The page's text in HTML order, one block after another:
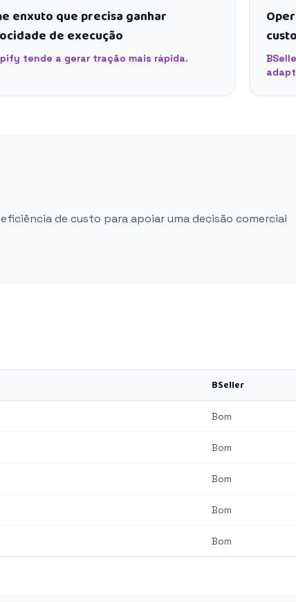
enxuto que precisa ganhar
de execução
tende a gerar tração mais rápida.
de custo para apoiar uma decisão comercial
BSeller
Bom
Bom
Bom
Bom
Bom